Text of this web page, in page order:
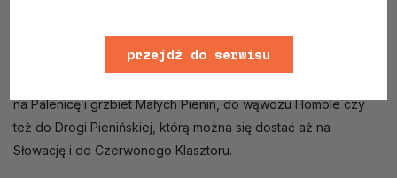
dobrym dojazdem pod samo schronisko (przez cały rok) oraz
bliskością popularnych atrakcji turystycznych. Od nas jest
na Palenicę i grzbiet Małych Pienin, do wąwozu Homole czy
też do Drogi Pienińskiej, którą można się dostać aż na
Słowację i do Czerwonego Klasztoru.
przejdź do serwisu